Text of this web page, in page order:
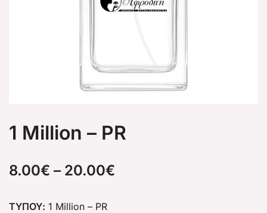
1 Million – PR
8.00€ – 20.00€
ΤΥΠΟΥ: 1 Million – PR